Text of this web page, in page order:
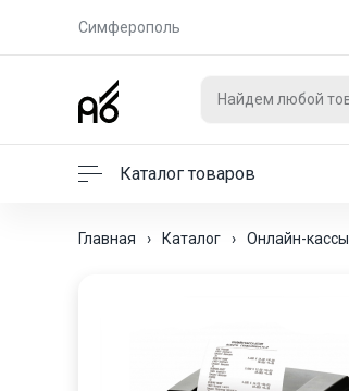
Симферополь
Каталог товаров
Главная › Каталог › Онлайн-кассы